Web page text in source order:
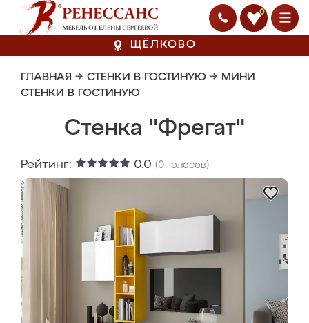
0
ЩЁЛКОВО
ГЛАВНАЯ → СТЕНКИ В ГОСТИНУЮ → МИНИ
СТЕНКИ В ГОСТИНУЮ
Стенка "Фрегат"
Рейтинг: 0.0 (0 голосов)